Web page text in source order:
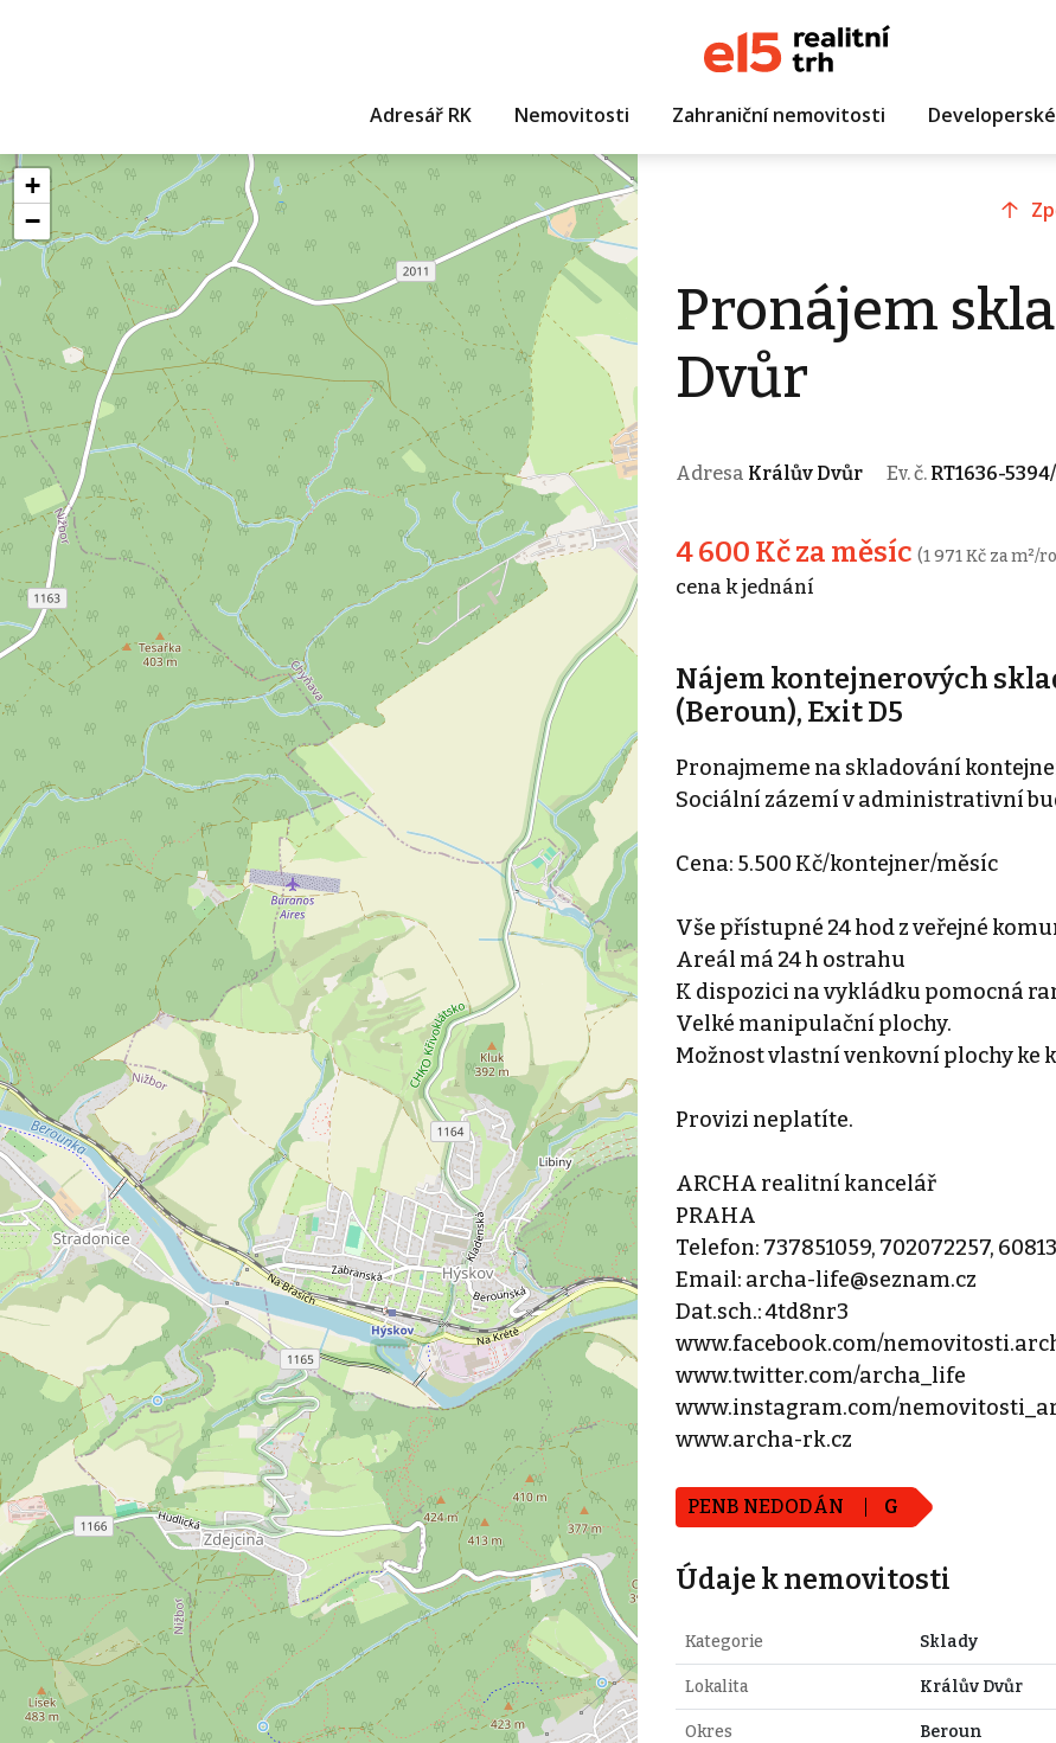
Adresář RK Nemovitosti Zahraniční nemovitosti
+
−
Pronájem
Dvůr
Adresa Králův Dvůr Ev. č. RT1636-
4 600 Kč za měsíc (1 971 Kč za m²/
cena k jednání
Nájem kontejnerových
(Beroun), Exit D5
Pronajmeme na skladování
Sociální zázemí v administrativní
Cena: 5.500 Kč/kontejner/měsíc
Vše přístupné 24 hod z veřejné
Areál má 24 h ostrahu
K dispozici na vykládku pomocná
Velké manipulační plochy.
Možnost vlastní venkovní plochy ke
Provizi neplatíte.
ARCHA realitní kancelář
PRAHA
Telefon: 737851059, 702072257,
Email: archa-life@seznam.cz
Dat.sch.: 4td8nr3
www.facebook.com/
www.twitter.com/archa_life
www.instagram.com/
www.archa-rk.cz
PENB NEDODÁN G
Údaje k nemovitosti
Kategorie Sklady
Lokalita Králův Dvůr
Okres Beroun